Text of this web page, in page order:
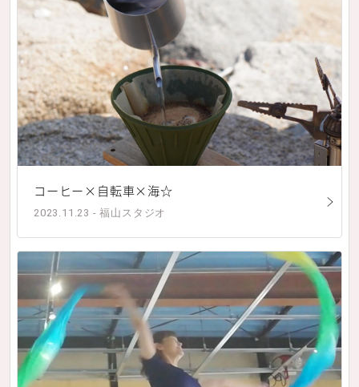
コーヒー×自転車×海☆
2023.11.23 - 福山スタジオ